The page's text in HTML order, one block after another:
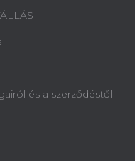
és a szerződéstől